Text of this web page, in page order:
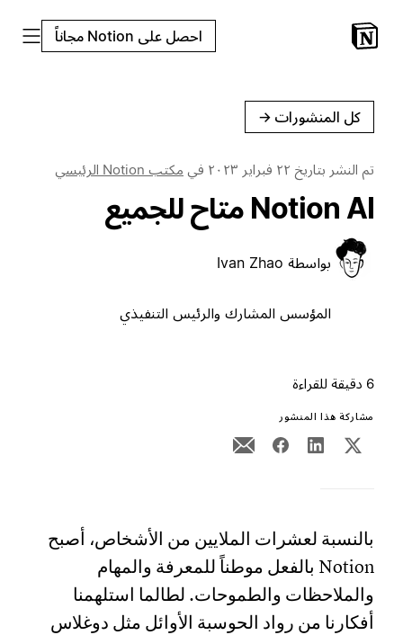
احصل على Notion مجاناً
كل المنشورات←
تم النشر بتاريخ٢٢ فبراير ٢٠٢٣ فيمكتب Notion الرئيسي
Notion AI متاح للجميع
بواسطة Ivan Zhao
المؤسس المشارك والرئيس التنفيذي
مشاركة هذا المنشور
بالنسبة لعشرات الملايين من الأشخاص، أصبح
Notion بالفعل موطناً للمعرفة والمهام
والملاحظات والطموحات. لطالما استلهمنا
أفكارنا من رواد الحوسبة الأوائل مثل دوغلاس